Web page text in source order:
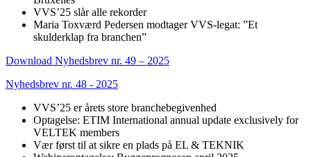
VVS’25 slår alle rekorder
Maria Toxværd Pedersen modtager VVS-legat: ”Et
skulderklap fra branchen”
Download Nyhedsbrev nr. 49 – 2025
Nyhedsbrev nr. 48 - 2025
VVS’25 er årets store branchebegivenhed
Optagelse: ETIM International annual update exclusively for
VELTEK members
Vær først til at sikre en plads på EL & TEKNIK